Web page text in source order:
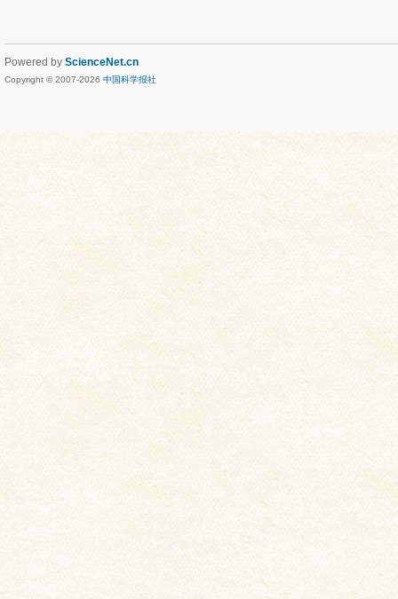
Powered by ScienceNet.cn
Copyright © 2007-2026 中国科学报社